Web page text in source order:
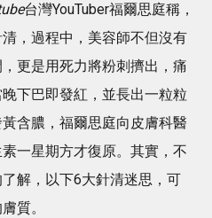
台灣YouTuber福爾思庭稱，
，過程中，美容師不但沒有
更是用死力將粉刺擠出，痛
下巴即發紅，並長出一粒粒
含膿，福爾思庭向皮膚科醫
一星期方才復原。其實，不
解，以下6大針清迷思，可
質。